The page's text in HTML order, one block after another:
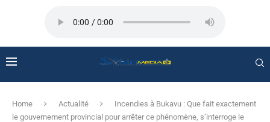
Home Actualité
Incendies à Bukavu : Que fait exactement
le gouvernement provincial pour arrêter ce phénomène, s’interroge le